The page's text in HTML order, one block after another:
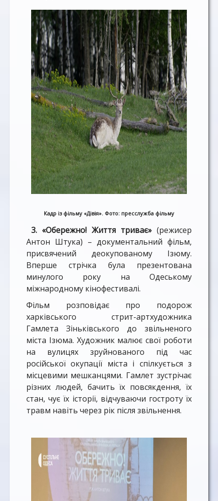
Кадр із фільму «Дівія». Фото: пресслужба фільму
3. «Обережно! Життя триває»(режисер
Антон Штука) – документальний фільм,
присвячений деокупованому Ізюму.
Вперше стрічка була презентована
минулого року на Одеському
міжнародному кінофестивалі.
Фільм розповідає про подорож
харківського стрит-артхудожника
Гамлета Зіньківського до звільненого
міста Ізюма. Художник малює свої роботи
на вулицях зруйнованого під час
російської окупації міста і спілкується з
місцевими мешканцями. Гамлет зустрічає
різних людей, бачить їх повсякдення, їх
стан, чує їх історії, відчуваючи гостроту їх
травм навіть через рік після звільнення.